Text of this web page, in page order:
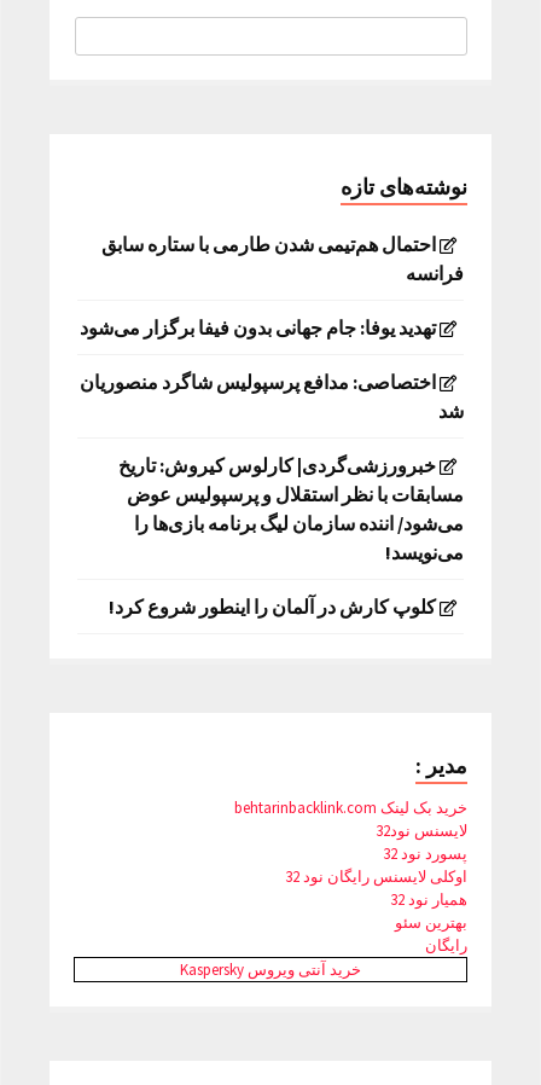
نوشته‌های تازه
احتمال هم‌تیمی شدن طارمی با ستاره سابق
فرانسه
تهدید یوفا: جام جهانی بدون فیفا برگزار می‌شود
اختصاصی: مدافع پرسپولیس شاگرد منصوریان
شد
خبرورزشی‌گردی| کارلوس کیروش: تاریخ
مسابقات با نظر استقلال و پرسپولیس عوض
می‌شود/ اننده سازمان لیگ برنامه بازی‌ها را
می‌نویسد!
کلوپ کارش در آلمان را اینطور شروع کرد!
مدیر :
خرید بک لینک behtarinbacklink.com
لایسنس نود32
پسورد نود 32
اوکلی لایسنس رایگان نود 32
همیار نود 32
بهترین سئو
رایگان
خرید آنتی ویروس Kaspersky